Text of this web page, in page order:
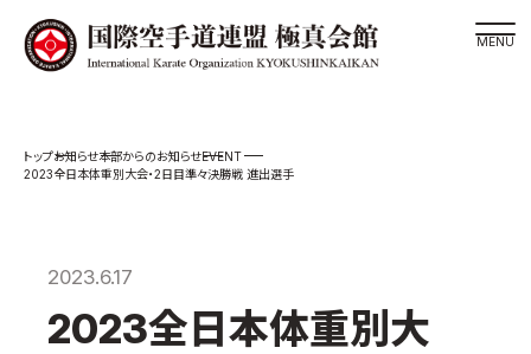
スケジュール
松井章奎館長 紹介
お知らせ本部からのお知らせEVENT
2023全日本体重別大会・2日目準々決勝戦 進出選手
2023.6.17
2023全日本体重別大